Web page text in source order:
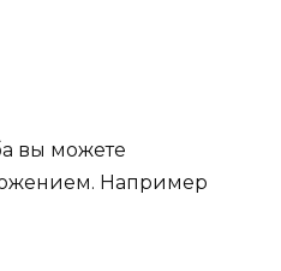
вы можете
Например